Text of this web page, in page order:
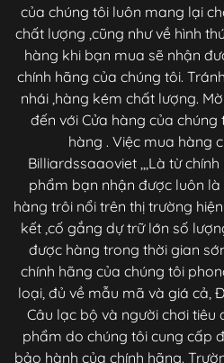
của chúng tôi luôn mang lại
chất lượng ,cũng như về hình
hàng khi bạn mua sẽ nhận
chính hãng của chúng tôi.
nhái ,hàng kém chất lượng.
đến với Cửa hàng của
hàng . Việc mua hàng
Billiardssaaoviet ,,,Là từ
phẩm bạn nhận được luôn
hàng trôi nổi trên thị trường
kết ,cố gắng dự trữ lớn số
được hàng trong thời gian
chính hãng của chúng tôi
loại, đủ về mẫu mã và giá cả,
Câu lạc bộ và người chơi tiêu
phẩm do chúng tôi cung cấp
bảo hành của chính hãng.